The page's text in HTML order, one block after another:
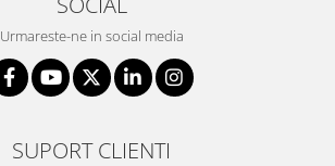
Urmareste-ne in social media
SUPORT CLIENTI